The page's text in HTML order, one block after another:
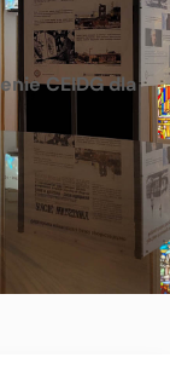
CEIDG dla